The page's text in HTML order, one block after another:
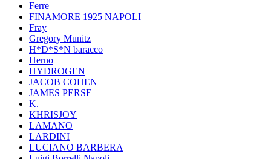
Ferre
FINAMORE 1925 NAPOLI
Fray
Gregory Munitz
H*D*S*N baracco
Herno
HYDROGEN
JACOB COHEN
JAMES PERSE
K.
KHRISJOY
LAMANO
LARDINI
LUCIANO BARBERA